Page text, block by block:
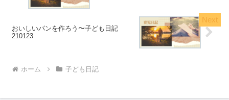
おいしいパンを作ろう〜子ども日記
210123
ホーム 子ども日記